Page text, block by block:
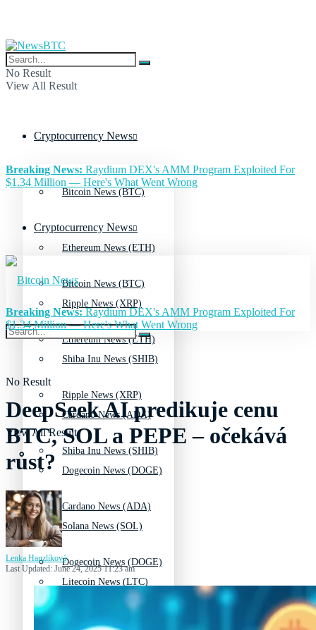
No Result
View All Result
Cryptocurrency News
Bitcoin News (BTC)
Ethereum News (ETH)
Ripple News (XRP)
Shiba Inu News (SHIB)
Cardano News (ADA)
Dogecoin News (DOGE)
Solana News (SOL)
Litecoin News (LTC)
Breaking News: Raydium DEX's AMM Program Exploited For
$1.34 Million — Here's What Went Wrong
Cryptocurrency News
Bitcoin News (BTC)
Ethereum News (ETH)
Ripple News (XRP)
Shiba Inu News (SHIB)
Cardano News (ADA)
Dogecoin News (DOGE)
No Result
View All Result
Breaking News:Raydium DEX's AMM Program Exploited For
$1.34 Million — Here's What Went Wrong
DeepSeek AI predikuje cenu
BTC, SOL a PEPE – očekává
růst?
Lenka Hanzlíková
Last Updated: June 24, 2025 11:23 am